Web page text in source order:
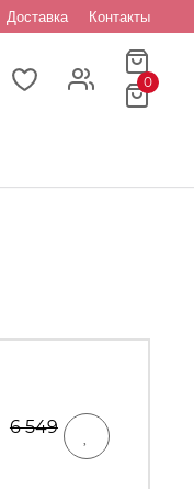
Доставка Контакты
0
6 549